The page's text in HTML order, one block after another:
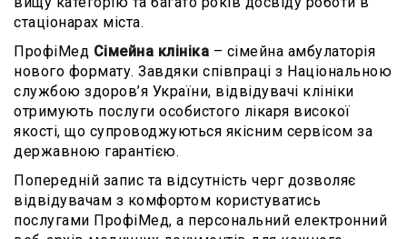
стаціонарах міста.
ПрофіМед Сімейна клініка – сімейна амбулаторія
нового формату. Завдяки співпраці з Національною
службою здоров’я України, відвідувачі клініки
отримують послуги особистого лікаря високої
якості, що супроводжуються якісним сервісом за
державною гарантією.
Попередній запис та відсутність черг дозволяє
відвідувачам з комфортом користуватись
послугами ПрофіМед, а персональний електронний